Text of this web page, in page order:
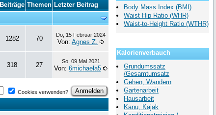
Beiträge Themen Letzter Beitrag
1282 70 Do, 15 Februar 2024
Von: Agnes Z.
318 27 So, 09 Mai 2021
Von: 6michaela5
Cookies verwenden?
Body Mass Index (BMI)
Waist Hip Ratio (WHR)
Waist-to-Height Ratio (WTHR)
Kalorienverbauch
Grundumssatz
/Gesamtumsatz
Gehen, Wandern
Gartenarbeit
Hausarbeit
Kanu, Kajak